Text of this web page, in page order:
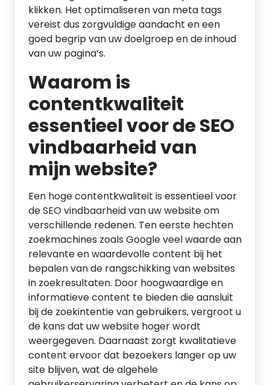
klikken. Het optimaliseren van meta tags
vereist dus zorgvuldige aandacht en een
goed begrip van uw doelgroep en de inhoud
van uw pagina’s.
Waarom is
contentkwaliteit
essentieel voor de SEO
vindbaarheid van
mijn website?
Een hoge contentkwaliteit is essentieel voor
de SEO vindbaarheid van uw website om
verschillende redenen. Ten eerste hechten
zoekmachines zoals Google veel waarde aan
relevante en waardevolle content bij het
bepalen van de rangschikking van websites
in zoekresultaten. Door hoogwaardige en
informatieve content te bieden die aansluit
bij de zoekintentie van gebruikers, vergroot u
de kans dat uw website hoger wordt
weergegeven. Daarnaast zorgt kwalitatieve
content ervoor dat bezoekers langer op uw
site blijven, wat de algehele